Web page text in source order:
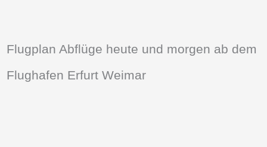
Flugplan Abflüge heute und morgen ab dem
Flughafen Erfurt Weimar